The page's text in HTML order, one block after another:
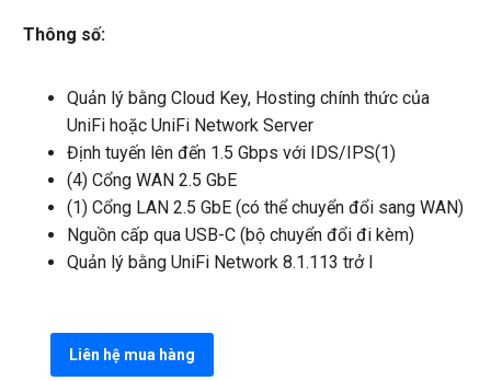
Thông số:
Quản lý bằng Cloud Key, Hosting chính thức của
UniFi hoặc UniFi Network Server
Định tuyến lên đến 1.5 Gbps với IDS/IPS(1)
(4) Cổng WAN 2.5 GbE
(1) Cổng LAN 2.5 GbE (có thể chuyển đổi sang WAN)
Nguồn cấp qua USB-C (bộ chuyển đổi đi kèm)
Quản lý bằng UniFi Network 8.1.113 trở l
Liên hệ mua hàng